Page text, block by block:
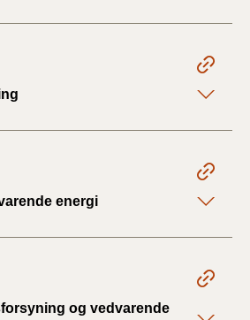
energi
og vedvarende